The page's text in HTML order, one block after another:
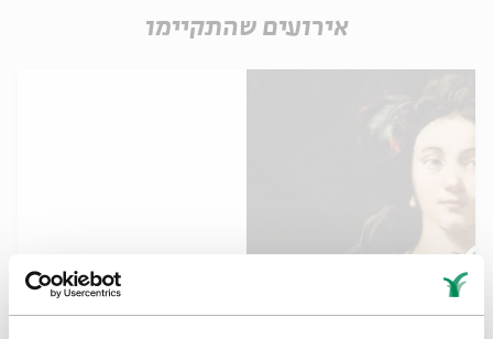
אירועים שהתקיימו
ספר יהודית - בזכות אישה קרה הנס!